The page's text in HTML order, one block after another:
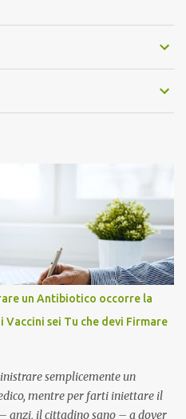
un Antibiotico occorre la
sei Tu che devi Firmare
semplicemente un
mentre per farti iniettare il
anzi, il cittadino sano – a dover